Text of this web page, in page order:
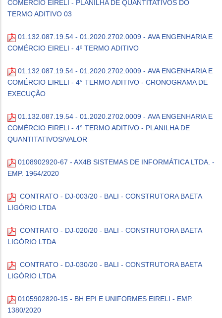
COMÉRCIO EIRELI - PLANILHA DE QUANTITATIVOS DO
TERMO ADITIVO 03
01.132.087.19.54 - 01.2020.2702.0009 - AVA ENGENHARIA E
COMÉRCIO EIRELI - 4º TERMO ADITIVO
01.132.087.19.54 - 01.2020.2702.0009 - AVA ENGENHARIA E
COMÉRCIO EIRELI - 4° TERMO ADITIVO - CRONOGRAMA DE
EXECUÇÃO
01.132.087.19.54 - 01.2020.2702.0009 - AVA ENGENHARIA E
COMÉRCIO EIRELI - 4° TERMO ADITIVO - PLANILHA DE
QUANTITATIVOS/VALOR
0108902920-67 - AX4B SISTEMAS DE INFORMÁTICA LTDA. -
EMP. 1964/2020
CONTRATO - DJ-003/20 - BALI - CONSTRUTORA BAETA
LIGÓRIO LTDA
CONTRATO - DJ-020/20 - BALI - CONSTRUTORA BAETA
LIGÓRIO LTDA
CONTRATO - DJ-030/20 - BALI - CONSTRUTORA BAETA
LIGÓRIO LTDA
0105902820-15 - BH EPI E UNIFORMES EIRELI - EMP.
1380/2020